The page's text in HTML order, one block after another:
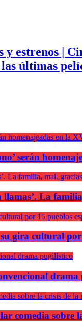
últimas
serán
llamas’. La
gira cultural por
comedia sobre